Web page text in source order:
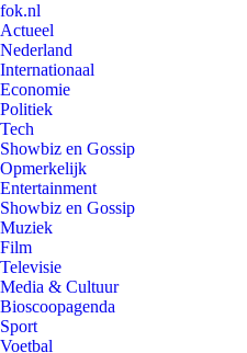
fok.nl
Actueel
Nederland
Internationaal
Economie
Politiek
Tech
Showbiz en Gossip
Opmerkelijk
Entertainment
Showbiz en Gossip
Muziek
Film
Televisie
Media & Cultuur
Bioscoopagenda
Sport
Voetbal